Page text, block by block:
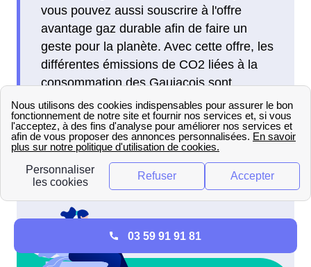
vous pouvez aussi souscrire à l'offre
avantage gaz durable afin de faire un
geste pour la planète. Avec cette offre, les
différentes émissions de CO2 liées à la
consommation des Gaujacois sont
compensées et vous financez même un
programme de recherche sur le biogaz.
03 59 91 91 81